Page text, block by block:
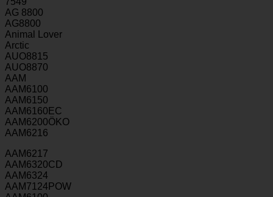
AG 8800
AG8800
Animal Lover
Arctic
AUO8815
AUO8870
AAM
AAM6100
AAM6150
AAM6160EC
AAM6200ÖKO
AAM6216
AAM6217
AAM6320CD
AAM6324
AAM7124POW